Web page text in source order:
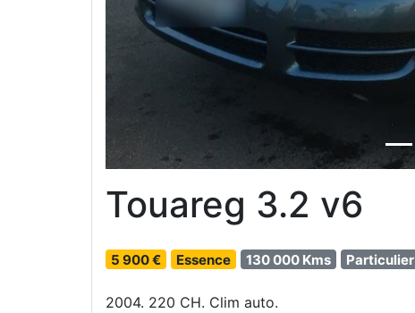
Touareg 3.2 v6
5 900 € Essence 130 000 Kms Particulier
2004. 220 CH. Clim auto.